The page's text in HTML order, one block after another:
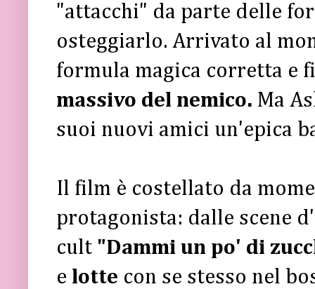
"attacchi" da parte delle
osteggiarlo. Arrivato al
formula magica corretta e
massivo del nemico. Ma
suoi nuovi amici un'epica
Il film è costellato da
protagonista: dalle scene
cult "Dammi un po' di
e lotte con se stesso nel